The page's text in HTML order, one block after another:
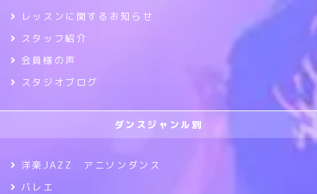
レッスンに関するお知らせ
スタッフ紹介
会員様の声
スタジオブログ
ダンスジャンル別
洋楽JAZZ アニソンダンス
バレエ